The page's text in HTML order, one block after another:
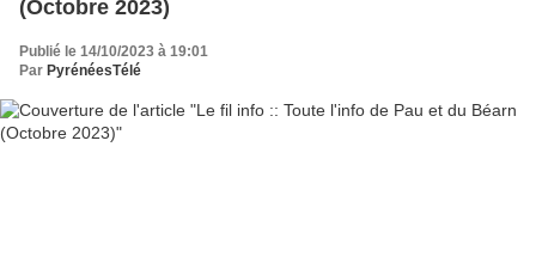
(Octobre 2023)
Publié le 14/10/2023 à 19:01
Par PyrénéesTélé